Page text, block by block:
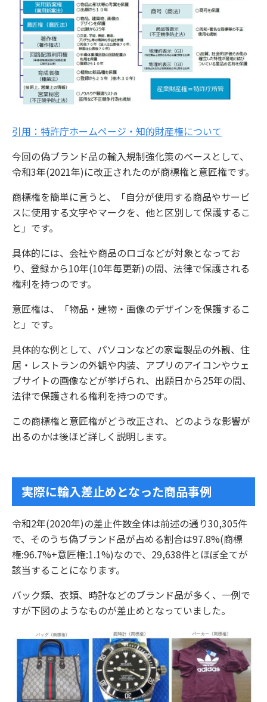
引用：特許庁ホームページ・知的財産権について
今回の偽ブランド品の輸入規制強化策のベースとして、
令和3年(2021年)に改正されたのが商標権と意匠権です。
商標権を簡単に言うと、「自分が使用する商品やサービ
スに使用する文字やマークを、他と区別して保護するこ
と」です。
具体的には、会社や商品のロゴなどが対象となってお
り、登録から10年(10年毎更新)の間、法律で保護される
権利を持つのです。
意匠権は、「物品・建物・画像のデザインを保護するこ
と」です。
具体的な例として、パソコンなどの家電製品の外観、住
居・レストランの外観や内装、アプリのアイコンやウェ
ブサイトの画像などが挙げられ、出願日から25年の間、
法律で保護される権利を持つのです。
この商標権と意匠権がどう改正され、どのような影響が
出るのかは後ほど詳しく説明します。
実際に輸入差止めとなった商品事例
令和2年(2020年)の差止件数全体は前述の通り30,305件
で、そのうち偽ブランド品が占める割合は97.8%(商標
権:96.7%+意匠権:1.1%)なので、29,638件とほぼ全てが
該当することになります。
バック類、衣類、時計などのブランド品が多く、一例で
すが下図のようなものが差止めとなっていました。